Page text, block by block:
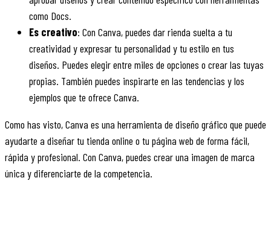
como Docs.
Es creativo: Con Canva, puedes dar rienda suelta a tu
creatividad y expresar tu personalidad y tu estilo en tus
diseños. Puedes elegir entre miles de opciones o crear las tuyas
propias. También puedes inspirarte en las tendencias y los
ejemplos que te ofrece Canva.
Como has visto, Canva es una herramienta de diseño gráfico que puede
ayudarte a diseñar tu tienda online o tu página web de forma fácil,
rápida y profesional. Con Canva, puedes crear una imagen de marca
única y diferenciarte de la competencia.